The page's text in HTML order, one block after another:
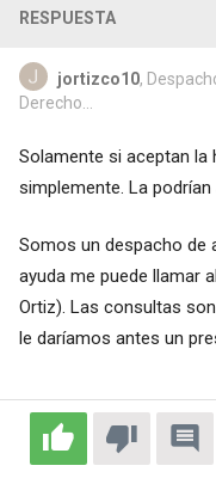
RESPUESTA
jortizco10,
Derecho...
Solamente si aceptan la
simplemente. La
Somos un despacho de
ayuda me puede llamar
Ortiz). Las consultas
le daríamos antes un